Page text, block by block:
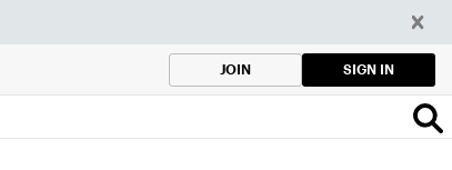
JOIN SIGN IN